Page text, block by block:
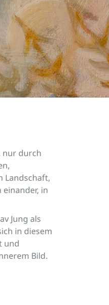
nur durch
Landschaft,
in
Jung als
in diesem
und
Bild.